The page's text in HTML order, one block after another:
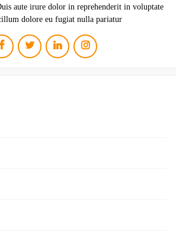
aute irure dolor in reprehenderit in voluptate
dolore eu fugiat nulla pariatur